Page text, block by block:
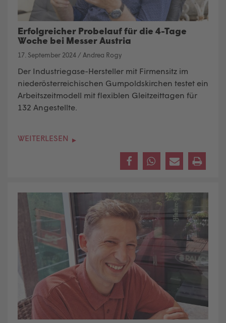
Erfolgreicher Probelauf für die 4-Tage
Woche bei Messer Austria
17. September 2024 / Andrea Rogy
Der Industriegase-Hersteller mit Firmensitz im
niederösterreichischen Gumpoldskirchen testet ein
Arbeitszeitmodell mit flexiblen Gleitzeittagen für
132 Angestellte.
WEITERLESEN